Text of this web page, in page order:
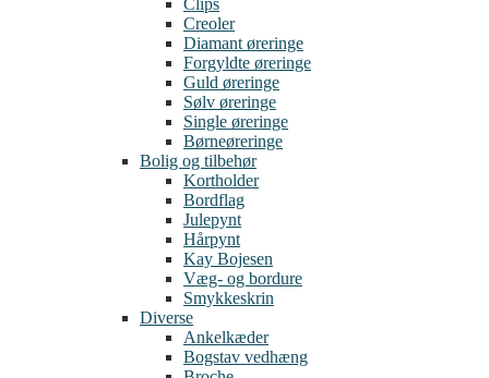
Clips
Creoler
Diamant øreringe
Forgyldte øreringe
Guld øreringe
Sølv øreringe
Single øreringe
Børneøreringe
Bolig og tilbehør
Kortholder
Bordflag
Julepynt
Hårpynt
Kay Bojesen
Væg- og bordure
Smykkeskrin
Diverse
Ankelkæder
Bogstav vedhæng